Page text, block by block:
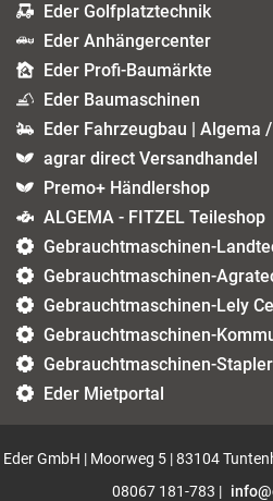
Eder Golfplatztechnik
Eder Anhängercenter
Eder Profi-Baumärkte
Eder Baumaschinen
Eder Fahrzeugbau | Algema
agrar direct Versandhandel
Premo+ Händlershop
ALGEMA - FITZEL Teileshop
Gebrauchtmaschinen-
Gebrauchtmaschinen-
Gebrauchtmaschinen-Lely
Gebrauchtmaschinen-
Gebrauchtmaschinen-Stapler
Eder Mietportal
Eder GmbH | Moorweg 5 | 83104
08067 181-783 |